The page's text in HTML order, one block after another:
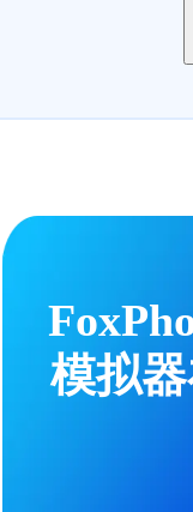
模拟